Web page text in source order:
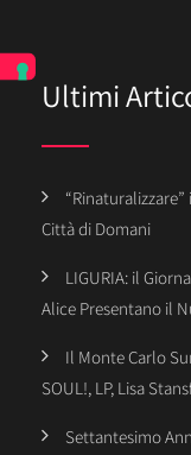
Ultimi
Città di Domani
LIGURIA: il
Alice Presentano il
Il Monte Carlo
SOUL!, LP, Lisa
Settantesimo